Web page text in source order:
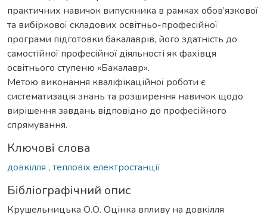
практичних навичок випускника в рамках обов’язкової
та вибіркової складових освітньо-професійної
програми підготовки бакалаврів, його здатність до
самостійної професійної діяльності як фахівця
освітнього ступеню «Бакалавр».
Метою виконання кваліфікаційної роботи є
систематизація знань та розширення навичок щодо
вирішення завдань відповідно до професійного
спрямування.
Ключові слова
довкілля , тепловіх електростанції
Бібліографічний опис
Крушельницька О.О. Оцінка впливу на довкілля